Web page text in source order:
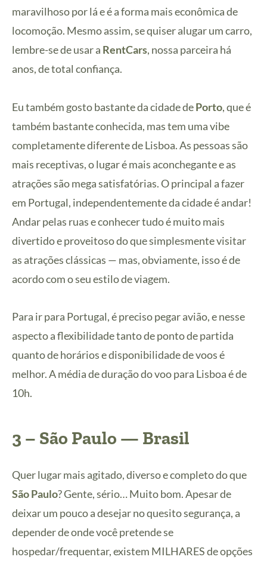
maravilhoso por lá e é a forma mais econômica de
locomoção. Mesmo assim, se quiser alugar um carro,
lembre-se de usar a RentCars, nossa parceira há
anos, de total confiança.
Eu também gosto bastante da cidade dePorto, que é
também bastante conhecida, mas tem uma vibe
completamente diferente de Lisboa. As pessoas são
mais receptivas, o lugar é mais aconchegante e as
atrações são mega satisfatórias. O principal a fazer
em Portugal, independentemente da cidade é andar!
Andar pelas ruas e conhecer tudo é muito mais
divertido e proveitoso do que simplesmente visitar
as atrações clássicas — mas, obviamente, isso é de
acordo com o seu estilo de viagem.
Para ir para Portugal, é preciso pegar avião, e nesse
aspecto a flexibilidade tanto de ponto de partida
quanto de horários e disponibilidade de voos é
melhor. A média de duração do voo para Lisboa é de
10h.
3 – São Paulo — Brasil
Quer lugar mais agitado, diverso e completo do que
São Paulo? Gente, sério… Muito bom. Apesar de
deixar um pouco a desejar no quesito segurança, a
depender de onde você pretende se
hospedar/frequentar, existem MILHARES de opções